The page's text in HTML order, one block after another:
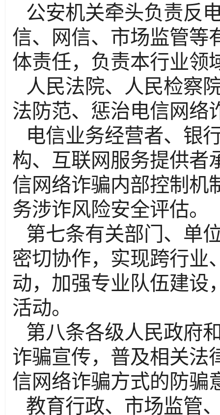
公安机关牵头负责反
信、网信、市场监管等
体责任，负责本行业领
人民法院、人民检察
法防范、惩治电信网络
电信业务经营者、银
构、互联网服务提供者
信网络诈骗内部控制机
务涉诈风险安全评估。
第七条有关部门、单
密切协作，实现跨行业
动，加强专业队伍建设
活动。
第八条各级人民政府
诈骗宣传，普及相关法
信网络诈骗方式的防骗
教育行政、市场监管